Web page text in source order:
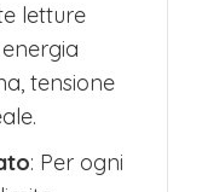
letture
tensione
: Per ogni